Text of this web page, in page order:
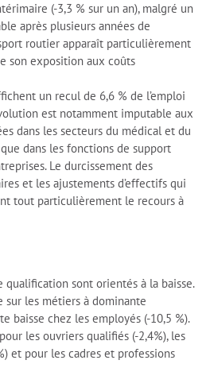
(-3,3 % sur un an), malgré un
après plusieurs années de
routier apparaît particulièrement
son exposition aux coûts
un recul de 6,6 % de l’emploi
est notamment imputable aux
dans les secteurs du médical et du
dans les fonctions de support
Le durcissement des
et les ajustements d’effectifs qui
tout particulièrement le recours à
qualification sont orientés à la baisse.
sur les métiers à dominante
baisse chez les employés (-10,5 %).
les ouvriers qualifiés (-2,4%), les
et pour les cadres et professions